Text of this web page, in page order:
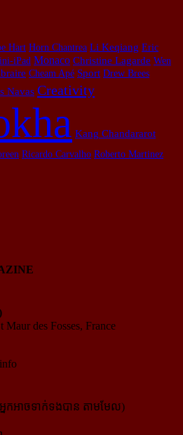
Hart Horn Chantrea Li Keqiang Eric
iPad Monaco Christine Lagarde Wen
Cheam Apé Sport Drew Brees
Navas Creativity
Kang Chandararot
Ricardo Carvalho Roberto Martinez
des Fosses, France
កអាចទាក់ទងបាន តាមមែល)